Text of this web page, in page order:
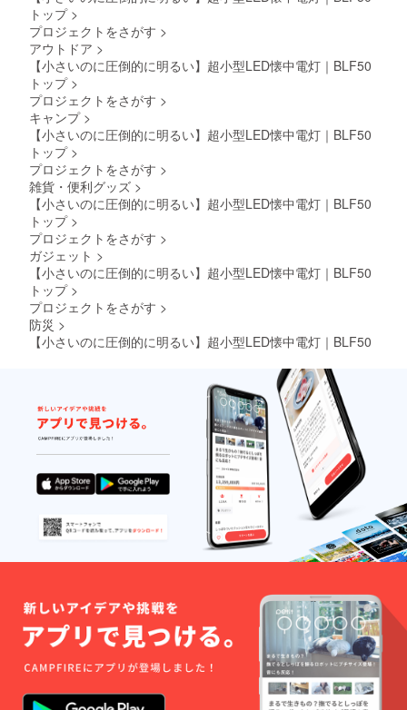
トップ >
プロジェクトをさがす >
アウトドア >
【小さいのに圧倒的に明るい】超小型LED懐中電灯｜BLF50
トップ >
プロジェクトをさがす >
キャンプ >
【小さいのに圧倒的に明るい】超小型LED懐中電灯｜BLF50
トップ >
プロジェクトをさがす >
雑貨・便利グッズ >
【小さいのに圧倒的に明るい】超小型LED懐中電灯｜BLF50
トップ >
プロジェクトをさがす >
ガジェット >
【小さいのに圧倒的に明るい】超小型LED懐中電灯｜BLF50
トップ >
プロジェクトをさがす >
防災 >
【小さいのに圧倒的に明るい】超小型LED懐中電灯｜BLF50